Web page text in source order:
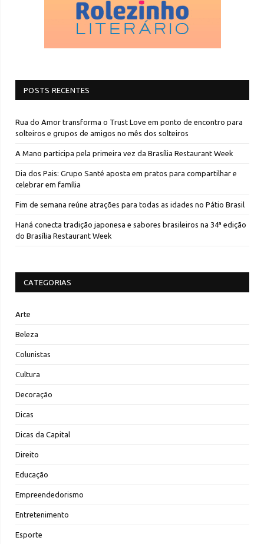
POSTS RECENTES
Rua do Amor transforma o Trust Love em ponto de encontro para
solteiros e grupos de amigos no mês dos solteiros
A Mano participa pela primeira vez da Brasília Restaurant Week
Dia dos Pais: Grupo Santé aposta em pratos para compartilhar e
celebrar em família
Fim de semana reúne atrações para todas as idades no Pátio Brasil
Haná conecta tradição japonesa e sabores brasileiros na 34ª edição
do Brasília Restaurant Week
CATEGORIAS
Arte
Beleza
Colunistas
Cultura
Decoração
Dicas
Dicas da Capital
Direito
Educação
Empreendedorismo
Entretenimento
Esporte